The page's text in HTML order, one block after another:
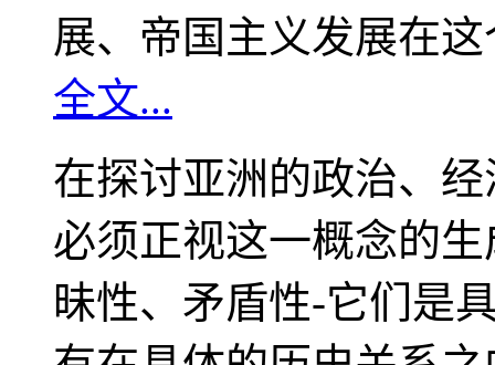
展、帝国主义发展在
全文...
在探讨亚洲的政治、
必须正视这一概念的
昧性、矛盾性-它们是